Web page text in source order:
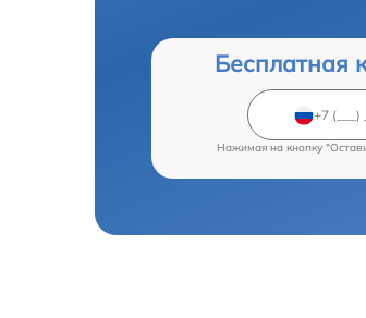
Бесплатная
Нажимая на кнопку